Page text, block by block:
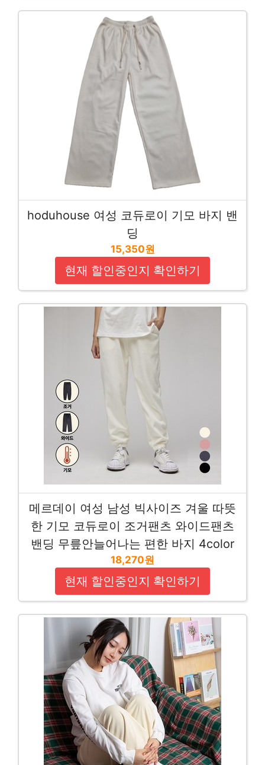
hoduhouse 여성 코듀로이 기모 바지 밴
딩
15,350원
현재 할인중인지 확인하기
메르데이 여성 남성 빅사이즈 겨울 따뜻
한 기모 코듀로이 조거팬츠 와이드팬츠
밴딩 무릎안늘어나는 편한 바지 4color
18,270원
현재 할인중인지 확인하기